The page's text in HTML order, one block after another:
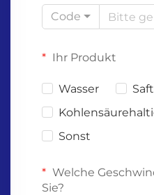
Code
Ihr Produkt
Wasser
Saft
Sonst
Welche
Sie?